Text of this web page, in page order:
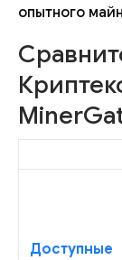
опытного
Доступные